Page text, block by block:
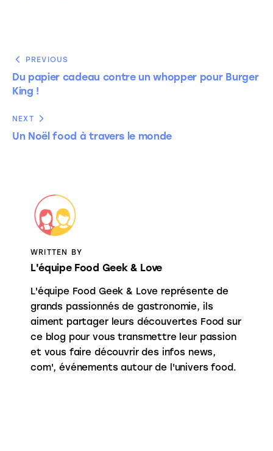
PREVIOUS
Du papier cadeau contre un whopper pour Burger
King !
NEXT
Un Noël food à travers le monde
WRITTEN BY
L'équipe Food Geek & Love
L'équipe Food Geek & Love représente de
grands passionnés de gastronomie, ils
aiment partager leurs découvertes Food sur
ce blog pour vous transmettre leur passion
et vous faire découvrir des infos news,
com', événements autour de l'univers food.